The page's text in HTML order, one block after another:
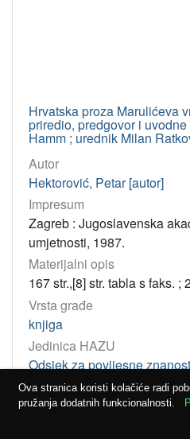
Hrvatska proza Marulićeva
priredio, predgovor i
Hamm ; urednik Milan
Autor
Hektorović, Petar [autor]
Impresum
Zagreb : Jugoslavenska
umjetnosti, 1987.
Materijalni opis
167 str.,[8] str. tabla s faks. ;
Vrsta građe
knjiga
Jedinica HAZU
Odsjek za povijesne
Ova stranica koristi kolačiće radi
pružanja dodatnih funkcionalnosti.